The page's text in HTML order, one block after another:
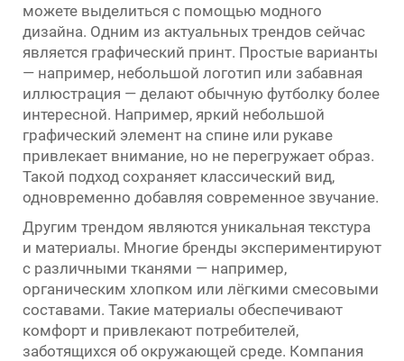
можете выделиться с помощью модного
дизайна. Одним из актуальных трендов сейчас
является графический принт. Простые варианты
— например, небольшой логотип или забавная
иллюстрация — делают обычную футболку более
интересной. Например, яркий небольшой
графический элемент на спине или рукаве
привлекает внимание, но не перегружает образ.
Такой подход сохраняет классический вид,
одновременно добавляя современное звучание.
Другим трендом являются уникальная текстура
и материалы. Многие бренды экспериментируют
с различными тканями — например,
органическим хлопком или лёгкими смесовыми
составами. Такие материалы обеспечивают
комфорт и привлекают потребителей,
заботящихся об окружающей среде. Компания